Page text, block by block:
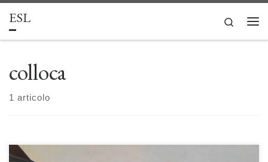
Passa al contenuto
ESL
Search
colloca
1 articolo